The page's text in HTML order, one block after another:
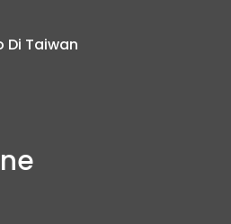
Di Taiwan